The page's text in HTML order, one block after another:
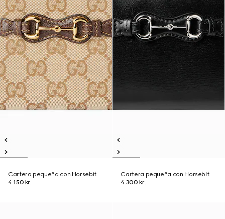
Cartera pequeña con Horsebit
4.150 kr.
Cartera pequeña con Horsebit
4.300 kr.